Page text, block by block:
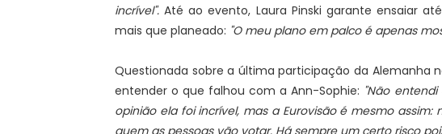
incrível".Até ao evento, Laura Pinski garante ensaiar
mais que planeado: "O meu plano em palco é apenas
Questionada sobre a última participação da Alemanha
entender o que falhou com a Ann-Sophie: "Não
opinião ela foi incrível, mas a Eurovisão é mesmo
quem as pessoas vão votar. Há sempre um certo risco